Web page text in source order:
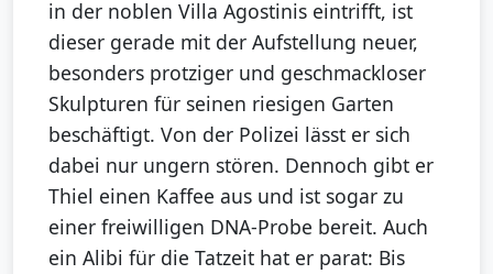
in der noblen Villa Agostinis eintrifft, ist
dieser gerade mit der Aufstellung neuer,
besonders protziger und geschmackloser
Skulpturen für seinen riesigen Garten
beschäftigt. Von der Polizei lässt er sich
dabei nur ungern stören. Dennoch gibt er
Thiel einen Kaffee aus und ist sogar zu
einer freiwilligen DNA-Probe bereit. Auch
ein Alibi für die Tatzeit hat er parat: Bis